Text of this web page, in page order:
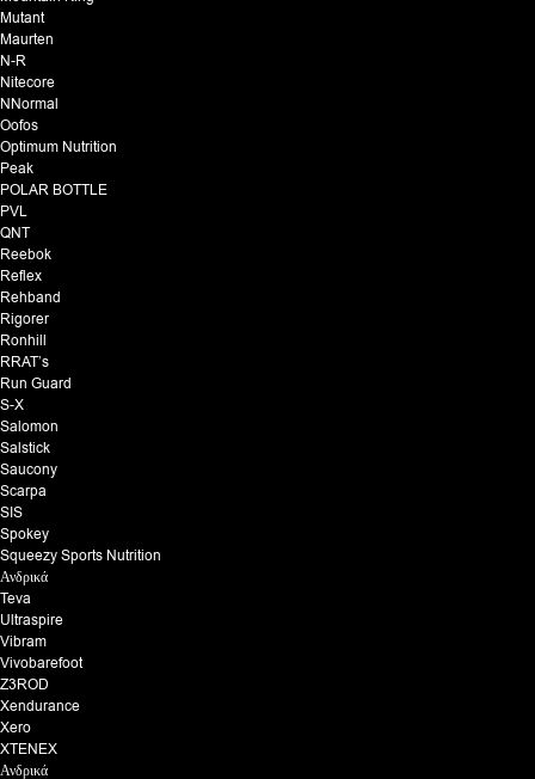
Mutant
Maurten
N-R
Nitecore
NNormal
Oofos
Optimum Nutrition
Peak
POLAR BOTTLE
PVL
QNT
Reebok
Reflex
Rehband
Rigorer
Ronhill
RRAT’s
Run Guard
S-X
Salomon
Salstick
Saucony
Scarpa
SIS
Spokey
Squeezy Sports Nutrition
Ανδρικά
Teva
Ultraspire
Vibram
Vivobarefoot
Z3ROD
Xendurance
Xero
XTENEX
Ανδρικά